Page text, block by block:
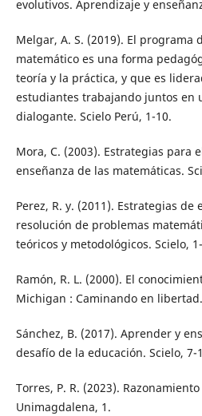
evolutivos. Aprendizaje y
Melgar, A. S. (2019). El programa
matemático es una forma
teoría y la práctica, y que es
estudiantes trabajando juntos en
dialogante. Scielo Perú, 1-10.
Mora, C. (2003). Estrategias para
enseñanza de las matemáticas.
Perez, R. y. (2011). Estrategias de
resolución de problemas
teóricos y metodológicos. Scielo,
Ramón, R. L. (2000). El
Michigan : Caminando en libertad.
Sánchez, B. (2017). Aprender y
desafío de la educación. Scielo, 7-
Torres, P. R. (2023).
Unimagdalena, 1.